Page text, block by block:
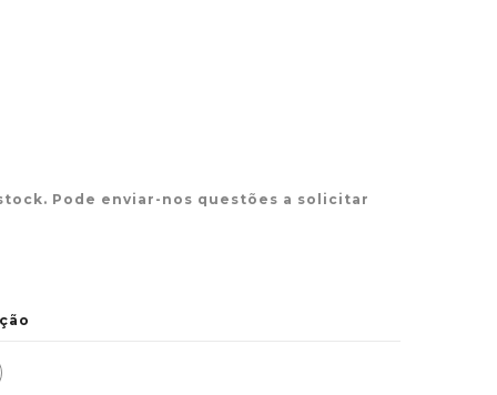
Pode enviar-nos questões a solicitar